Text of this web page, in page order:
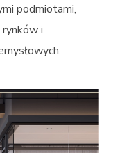
podmiotami,
rynków i